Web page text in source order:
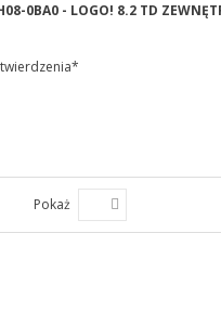
0BA0 - LOGO! 8.2 TD
Pokaż